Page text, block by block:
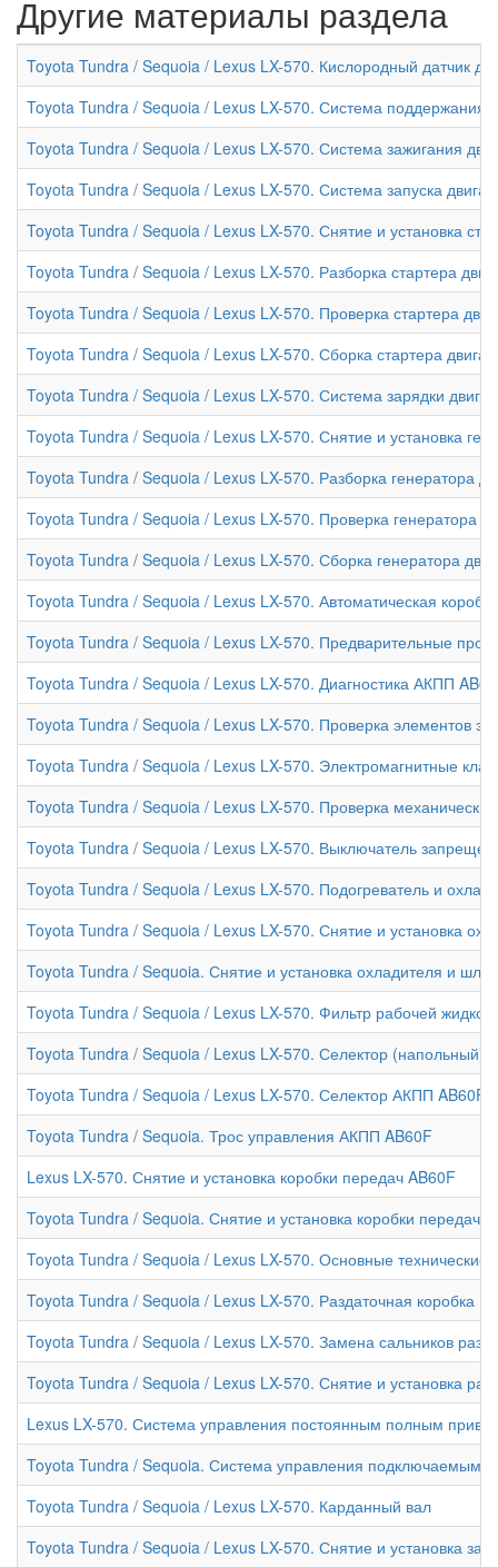
Другие материалы раздела
Toyota Tundra / Sequoia / Lexus LX-570. Кислородный датчик
Toyota Tundra / Sequoia / Lexus LX-570. Система поддержания
Toyota Tundra / Sequoia / Lexus LX-570. Система зажигания
Toyota Tundra / Sequoia / Lexus LX-570. Система запуска
Toyota Tundra / Sequoia / Lexus LX-570. Снятие и установка
Toyota Tundra / Sequoia / Lexus LX-570. Разборка стартера
Toyota Tundra / Sequoia / Lexus LX-570. Проверка стартера
Toyota Tundra / Sequoia / Lexus LX-570. Сборка стартера
Toyota Tundra / Sequoia / Lexus LX-570. Система зарядки
Toyota Tundra / Sequoia / Lexus LX-570. Снятие и установка
Toyota Tundra / Sequoia / Lexus LX-570. Разборка генератора
Toyota Tundra / Sequoia / Lexus LX-570. Проверка генератора
Toyota Tundra / Sequoia / Lexus LX-570. Сборка генератора
Toyota Tundra / Sequoia / Lexus LX-570. Автоматическая
Toyota Tundra / Sequoia / Lexus LX-570. Предварительные
Toyota Tundra / Sequoia / Lexus LX-570. Диагностика АКПП
Toyota Tundra / Sequoia / Lexus LX-570. Проверка элементов
Toyota Tundra / Sequoia / Lexus LX-570. Электромагнитные
Toyota Tundra / Sequoia / Lexus LX-570. Проверка
Toyota Tundra / Sequoia / Lexus LX-570. Выключатель
Toyota Tundra / Sequoia / Lexus LX-570. Подогреватель и
Toyota Tundra / Sequoia / Lexus LX-570. Снятие и установка
Toyota Tundra / Sequoia. Снятие и установка охладителя и
Toyota Tundra / Sequoia / Lexus LX-570. Фильтр рабочей
Toyota Tundra / Sequoia / Lexus LX-570. Селектор (напольный)
Toyota Tundra / Sequoia / Lexus LX-570. Селектор АКПП AB60F
Toyota Tundra / Sequoia. Трос управления АКПП AB60F
Lexus LX-570. Снятие и установка коробки передач AB60F
Toyota Tundra / Sequoia. Снятие и установка коробки передач
Toyota Tundra / Sequoia / Lexus LX-570. Основные
Toyota Tundra / Sequoia / Lexus LX-570. Раздаточная коробка
Toyota Tundra / Sequoia / Lexus LX-570. Замена сальников
Toyota Tundra / Sequoia / Lexus LX-570. Снятие и установка
Lexus LX-570. Система управления постоянным полным
Toyota Tundra / Sequoia. Система управления подключаемым
Toyota Tundra / Sequoia / Lexus LX-570. Карданный вал
Toyota Tundra / Sequoia / Lexus LX-570. Снятие и установка